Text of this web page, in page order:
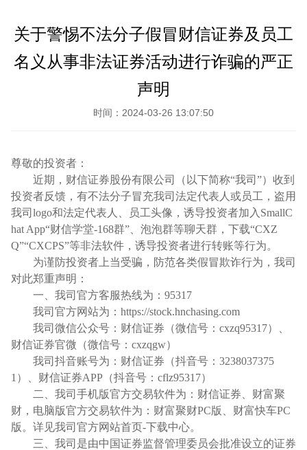
关于警惕不法分子假冒财信证券及员工
名义从事非法证券活动进行诈骗的严正
声明
时间：2024-03-26 13:07:50
尊敬的投资者：
近期，财信证券股份有限公司（以下简称“我司”）收到
投资者反馈，有不法分子冒充我司 法定代表人或员工，盗用
我司 logo和法定代表人、 员工头像，诱导投资者加入 SmallC
hat App“财信学堂-168群” 、泡泡群等聊天群 ， 下载“CXZ
Q”“CXCPS”等非法软件， 诱导投资者进行转账等行为。
为谨防投资者上当受骗，防范各类假冒欺诈行为，我司
对此郑重声明：
一、我司官方客服热线为： 95317
我司官方网站为： https://stock.hnchasing.com
我司微信公众号：财信证券（微信号： cxzq95317）、
财信证券官微（微信号：cxzqgw）
我司抖音账号为：财信证券（抖音号： 3238037375
1）、财信证券APP（抖音号：cflz95317）
二、我司手机版官方交易软件为：财信证券、财富聚
财，电脑版官方交易软件为：财富聚财PC版、财富快车PC
版。详见我司官方网站首页-下载中心。
三、我司是由中国证券监督管理委员会批准设立的证券